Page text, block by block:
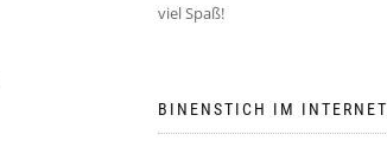
viel Spaß!
BINENSTICH IM INTERNET